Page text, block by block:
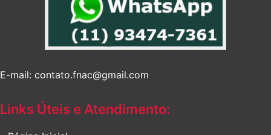
E-mail: contato.fnac@gmail.com
Links Úteis e Atendimento: